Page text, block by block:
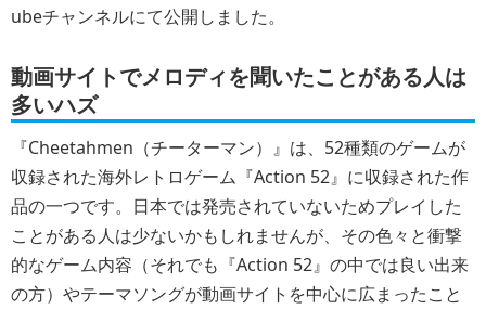
ubeチャンネルにて公開しました。
動画サイトでメロディを聞いたことがある人は
多いハズ
『Cheetahmen（チーターマン）』は、52種類のゲームが
収録された海外レトロゲーム『Action 52』に収録された作
品の一つです。日本では発売されていないためプレイした
ことがある人は少ないかもしれませんが、その色々と衝撃
的なゲーム内容（それでも『Action 52』の中では良い出来
の方）やテーマソングが動画サイトを中心に広まったこと